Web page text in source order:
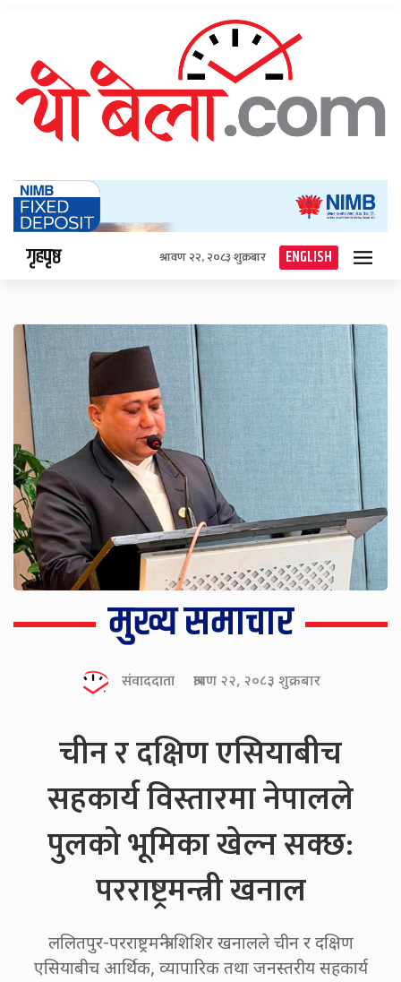
गृहपृष्ठ श्रावण २२, २०८३ शुक्रबार ENGLISH
मुख्य समाचार
संवाददाता श्रावण २२, २०८३ शुक्रबार
चीन र दक्षिण एसियाबीच
सहकार्य विस्तारमा नेपालले
पुलको भूमिका खेल्न सक्छ:
परराष्ट्रमन्त्री खनाल
ललितपुर-परराष्ट्रमन्त्री शिशिर खनालले चीन र दक्षिण
एसियाबीच आर्थिक, व्यापारिक तथा जनस्तरीय सहकार्य